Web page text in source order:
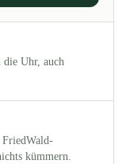
Uhr, auch
FriedWald-
kümmern.